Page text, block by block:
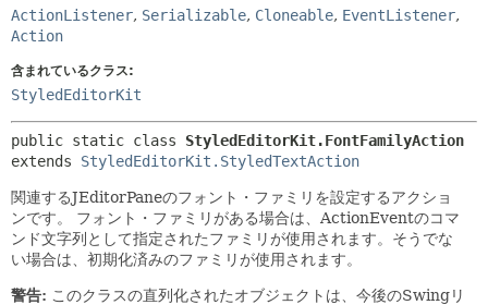
索引
ヘルプ
ActionListener, Serializable, Cloneable, EventListener,
Action
含まれているクラス:
StyledEditorKit
public static class StyledEditorKit.FontFamilyAction
extends StyledEditorKit.StyledTextAction
関連するJEditorPaneのフォント・ファミリを設定するアクショ
ンです。
フォント・ファミリがある場合は、ActionEventのコマ
ンド文字列として指定されたファミリが使用されます。そうでな
い場合は、初期化済みのファミリが使用されます。
警告: このクラスの直列化されたオブジェクトは、今後のSwingリ